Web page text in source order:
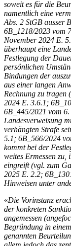
soweit es für die
namentlich eine
Abs. 2 StGB ausser
6B_1218/2023 vom
November 2024 E.
überhaupt eine
Festlegung der
persönlichen
Bindungen der
aus einer langen
Rechnung zu
2024 E. 3.6.1;
6B_445/2021 vom
Landesverweisung
verhängten Strafe
5.1; 6B_566/2024
kommt bei der
weites Ermessen zu,
eingreift (vgl. zum
2025 E. 2.2;
Hinweisen unter
«Die Vorinstanz
der konkreten
angemessen
Begründung in
genannten